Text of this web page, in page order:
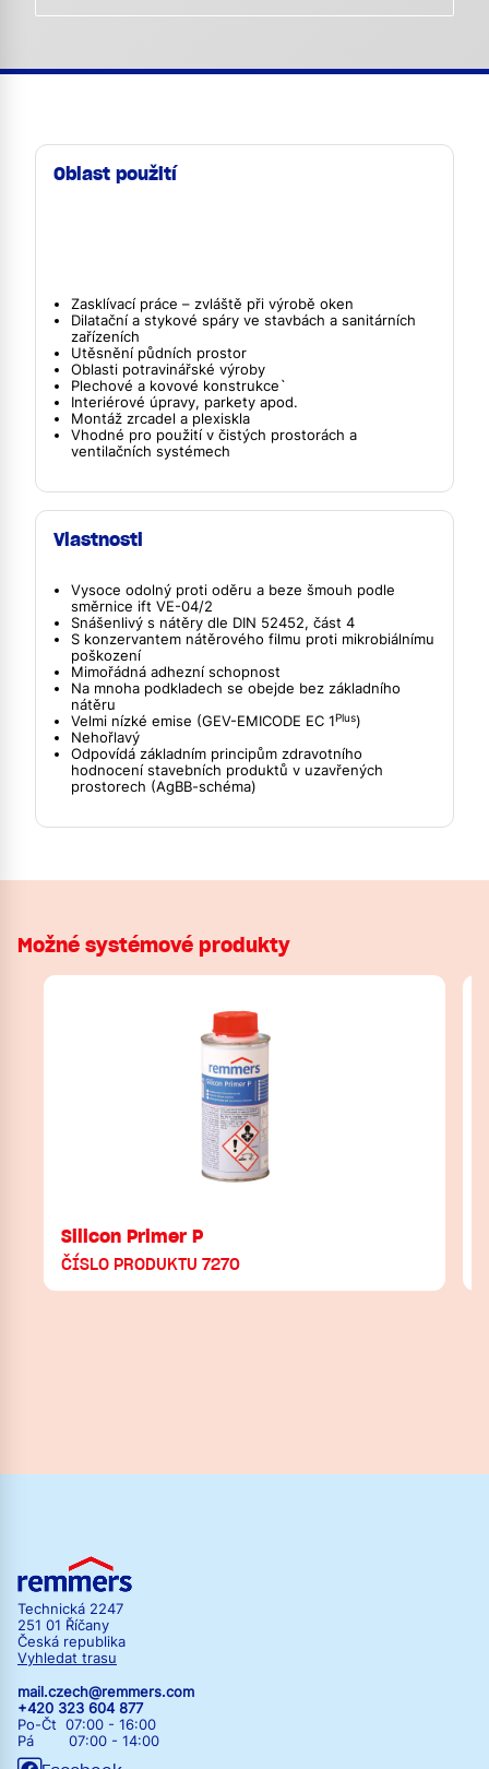
Oblast použití
Zasklívací práce – zvláště při výrobě oken
Dilatační a stykové spáry ve stavbách a sanitárních
zařízeních
Utěsnění půdních prostor
Oblasti potravinářské výroby
Plechové a kovové konstrukce`
Interiérové úpravy, parkety apod.
Montáž zrcadel a plexiskla
Vhodné pro použití v čistých prostorách a
ventilačních systémech
Vlastnosti
Vysoce odolný proti oděru a beze šmouh podle
směrnice ift VE-04/2
Snášenlivý s nátěry dle DIN 52452, část 4
S konzervantem nátěrového filmu proti mikrobiálnímu
poškození
Mimořádná adhezní schopnost
Na mnoha podkladech se obejde bez základního
nátěru
Velmi nízké emise (GEV-EMICODE EC 1Plus)
Nehořlavý
Odpovídá základním principům zdravotního
hodnocení stavebních produktů v uzavřených
prostorech (AgBB-schéma)
Možné systémové produkty
Silicon Primer P
ČÍSLO PRODUKTU 7270
Technická 2247
251 01 Říčany
Česká republika
Vyhledat trasu
mail.czech@remmers.com
+420 323 604 877
Po-Čt 07:00 - 16:00
Pá 07:00 - 14:00